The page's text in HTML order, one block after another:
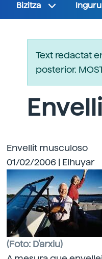
Bizitza
Text redactat
posterior.
Envellit musculoso
01/02/2006 | Elhuyar
(Foto: D'arxiu)